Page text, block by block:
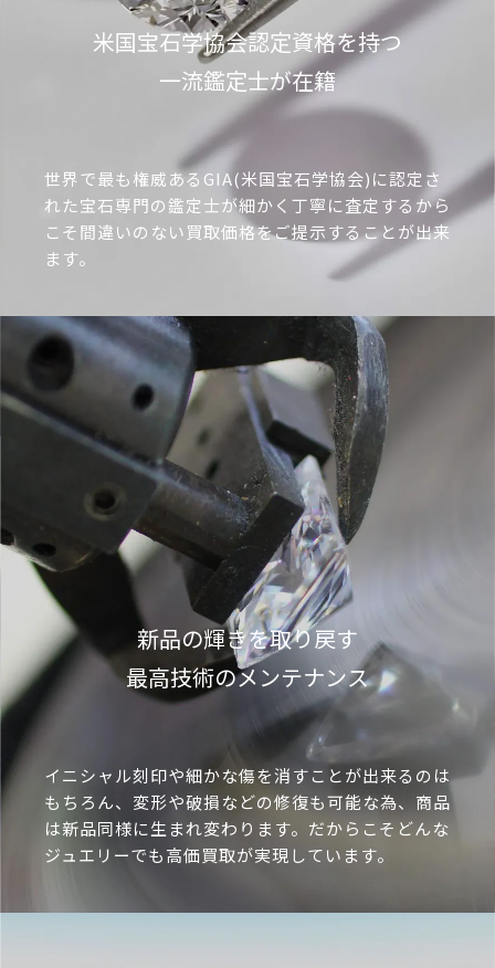
米国宝石学協会認定資格を持つ
一流鑑定士が在籍
世界で最も権威あるGIA(米国宝石学協会)に認定さ
れた宝石専門の鑑定士が細かく丁寧に査定するから
こそ間違いのない買取価格をご提示することが出来
ます。
新品の輝きを取り戻す
最高技術のメンテナンス
イニシャル刻印や細かな傷を消すことが出来るのは
もちろん、変形や破損などの修復も可能な為、商品
は新品同様に生まれ変わります。だからこそどんな
ジュエリーでも高価買取が実現しています。